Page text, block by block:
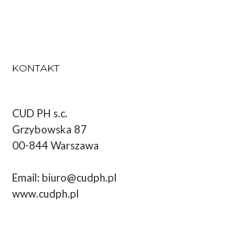
KONTAKT
CUD PH s.c.
Grzybowska 87
00-844 Warszawa
Email:biuro@cudph.pl
www.cudph.pl